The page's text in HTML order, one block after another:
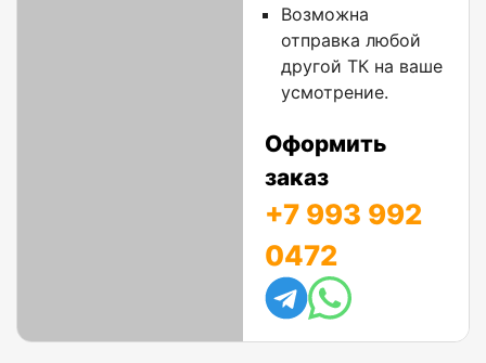
Возможна
отправка любой
другой ТК на ваше
усмотрение.
Оформить
заказ
+7 993 992
0472